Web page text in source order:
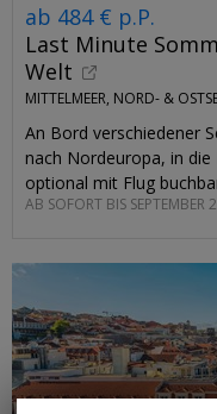
ab 484 € p.P.
Last Minute
Welt
MITTELMEER, NORD- &
An Bord verschiedener
nach Nordeuropa, in die
optional mit Flug
AB SOFORT BIS SEPTEMBER